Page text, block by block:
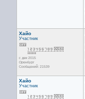
Хайо
Участник
с дек 2015
Оренбург
Сообщений: 21539
Хайо
Участник